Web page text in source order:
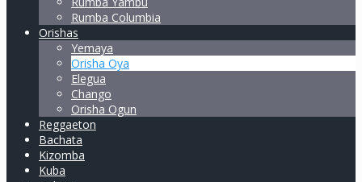
Rumba Columbia
Orishas
Yemaya
Orisha Oya
Elegua
Chango
Orisha Ogun
Reggaeton
Bachata
Kizomba
Kuba